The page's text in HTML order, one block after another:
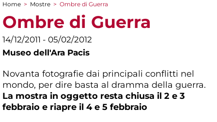
Tu sei qui
Home > Mostre > Ombre di Guerra
Ombre di Guerra
14/12/2011 - 05/02/2012
Museo dell'Ara Pacis
Novanta fotografie dai principali conflitti nel
mondo, per dire basta al dramma della guerra.
La mostra in oggetto resta chiusa il 2 e 3
febbraio e riapre il 4 e 5 febbraio